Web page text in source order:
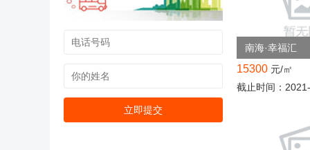
南海·幸福汇
15300 元/㎡
截止时间：